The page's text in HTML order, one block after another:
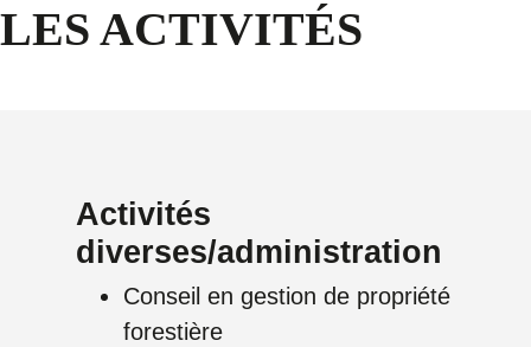
LES ACTIVITÉS
Activités
diverses/administration
Conseil en gestion de propriété
forestière